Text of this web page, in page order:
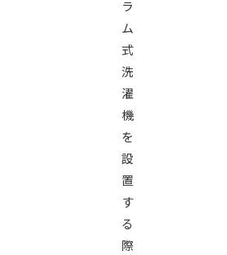
ラ
ム
式
洗
濯
機
を
設
置
す
る
際